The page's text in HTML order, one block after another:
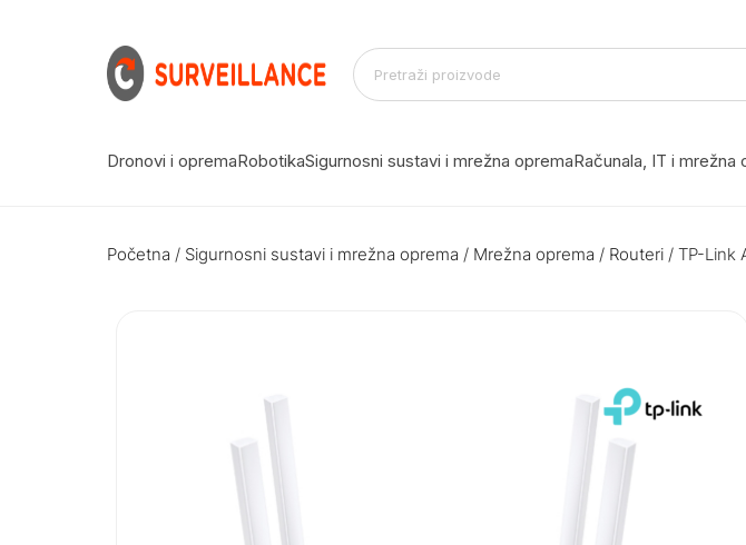
Dronovi i opremaRobotikaSigurnosni sustavi i mrežna opremaRačunala, IT i mrežna
Početna / Sigurnosni sustavi i mrežna oprema / Mrežna oprema / Routeri / TP-Link